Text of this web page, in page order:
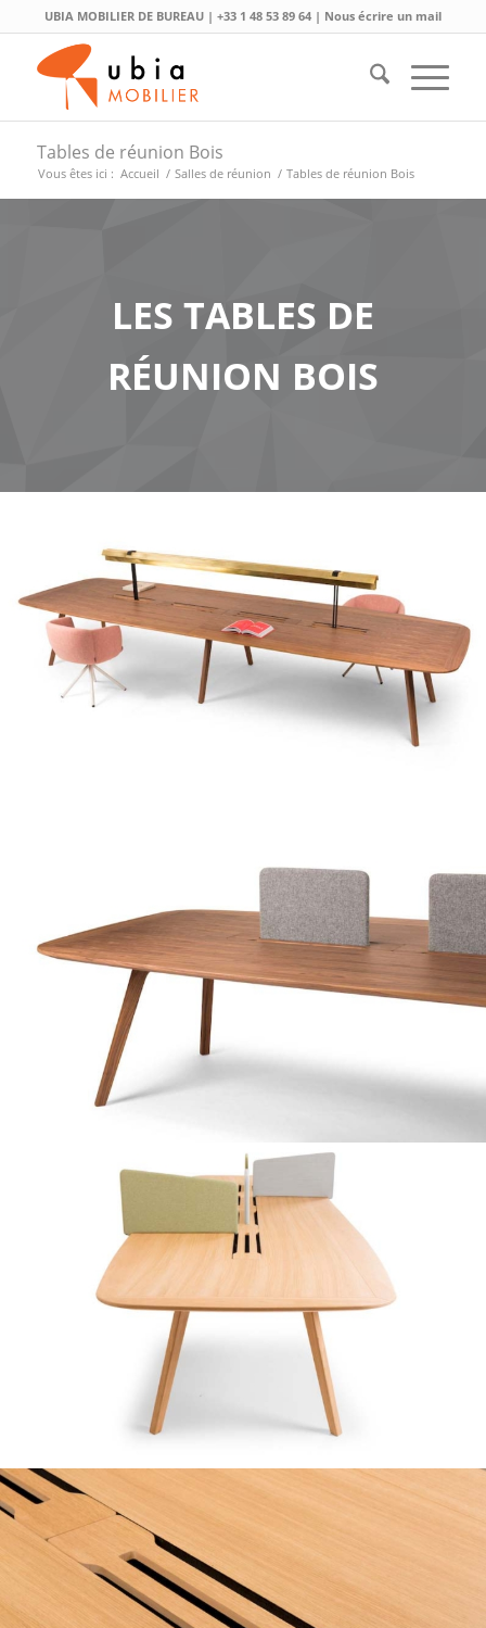
UBIA MOBILIER DE BUREAU | +33 1 48 53 89 64| Nous écrire un mail
Tables de réunion Bois
Vous êtes ici : Accueil / Salles de réunion / Tables de réunion Bois
LES TABLES DE
RÉUNION BOIS